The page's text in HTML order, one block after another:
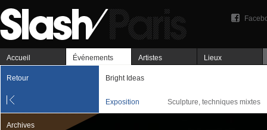
Accueil Événements Artistes Lieux
Retour Bright Ideas
Exposition Sculpture, techniques mixtes
Archives